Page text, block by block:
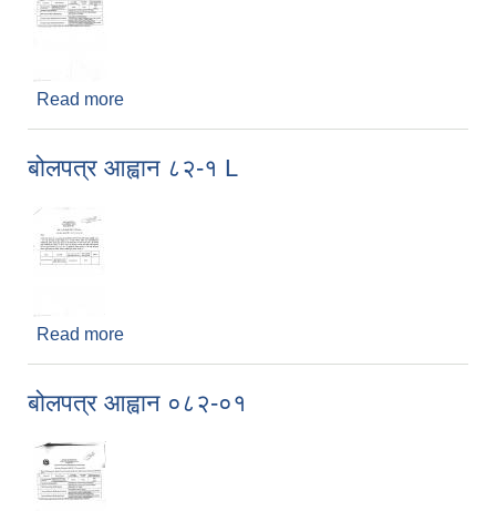
Read more
बोलपत्र आह्वान ८२-१ L
Read more
बोलपत्र आह्वान ०८२-०१